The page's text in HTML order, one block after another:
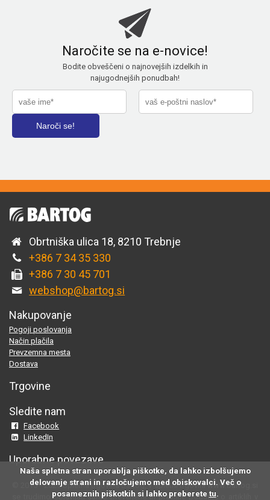
Naročite se na e-novice!
Bodite obveščeni o najnovejših izdelkih in
najugodnejših ponudbah!
Obrtniška ulica 18, 8210 Trebnje
+386 7 34 35 330
+386 7 30 45 701
webshop@bartog.si
Nakupovanje
Pogoji poslovanja
Način plačila
Prevzemna mesta
Dostava
Trgovine
Sledite nam
Facebook
LinkedIn
Uporabne povezave
© 2015 - 2025 Spletna trgovina Bartog, v spletni trgovini www.bartog.si
se trudimo objavljati samo preverjene in pravilne podatke o artiklih v
Naša spletna stran uporablja piškotke, da lahko izbolšujemo
delovanje strani in razločujemo med obiskovalci. Več o
posameznih piškotkih si lahko preberete tu.